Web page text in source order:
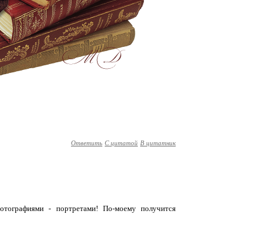
Ответить С цитатой В цитатник
- портретами! По-моему получится